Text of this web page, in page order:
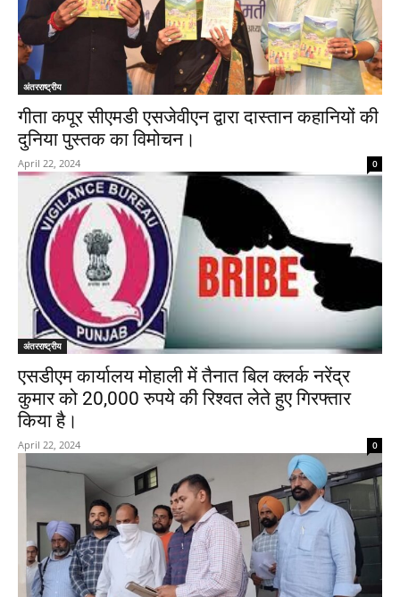
अंतरराष्ट्रीय
गीता कपूर सीएमडी एसजेवीएन द्वारा दास्तान कहानियों की
दुनिया पुस्तक का विमोचन।
April 22, 2024 0
अंतरराष्ट्रीय
एसडीएम कार्यालय मोहाली में तैनात बिल क्लर्क नरेंद्र
कुमार को 20,000 रुपये की रिश्वत लेते हुए गिरफ्तार
किया है।
April 22, 2024 0